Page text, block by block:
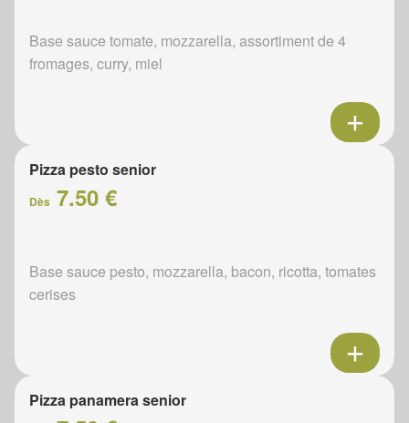
Base sauce tomate, mozzarella, assortiment de 4
fromages, curry, miel
Pizza pesto senior
Dès 7.50 €
Base sauce pesto, mozzarella, bacon, ricotta, tomates
cerises
Pizza panamera senior